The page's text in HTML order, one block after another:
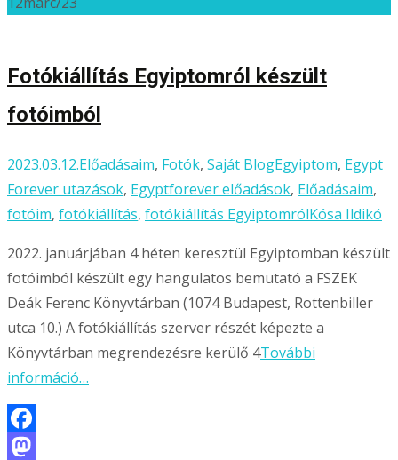
Ossza
Fotókiállítás Egyiptomról készült
fotóimból
2023.03.12.Előadásaim, Fotók, Saját BlogEgyiptom, Egypt
Forever utazások, Egyptforever előadások, Előadásaim,
fotóim, fotókiállítás, fotókiállítás EgyiptomrólKósa Ildikó
2022. januárjában 4 héten keresztül Egyiptomban készült
fotóimból készült egy hangulatos bemutató a FSZEK
Deák Ferenc Könyvtárban (1074 Budapest, Rottenbiller
utca 10.) A fotókiállítás szerver részét képezte a
Könyvtárban megrendezésre kerülő 4További
információ…
Facebook